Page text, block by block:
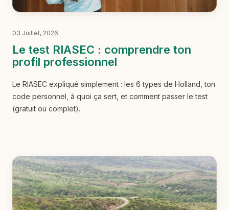
03 Juillet, 2026
Le test RIASEC : comprendre ton
profil professionnel
Le RIASEC expliqué simplement : les 6 types de Holland, ton
code personnel, à quoi ça sert, et comment passer le test
(gratuit ou complet).